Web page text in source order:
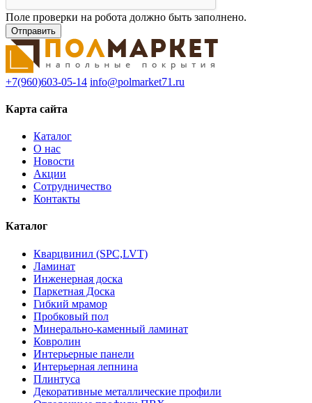
Поле проверки на робота должно быть заполнено.
+7(960)603-05-14 info@polmarket71.ru
Карта сайта
Каталог
О нас
Новости
Акции
Сотрудничество
Контакты
Каталог
Кварцвинил (SPC,LVT)
Ламинат
Инженерная доска
Паркетная Доска
Гибкий мрамор
Пробковый пол
Минерально-каменный ламинат
Ковролин
Интерьерные панели
Интерьерная лепнина
Плинтуса
Декоративные металлические профили